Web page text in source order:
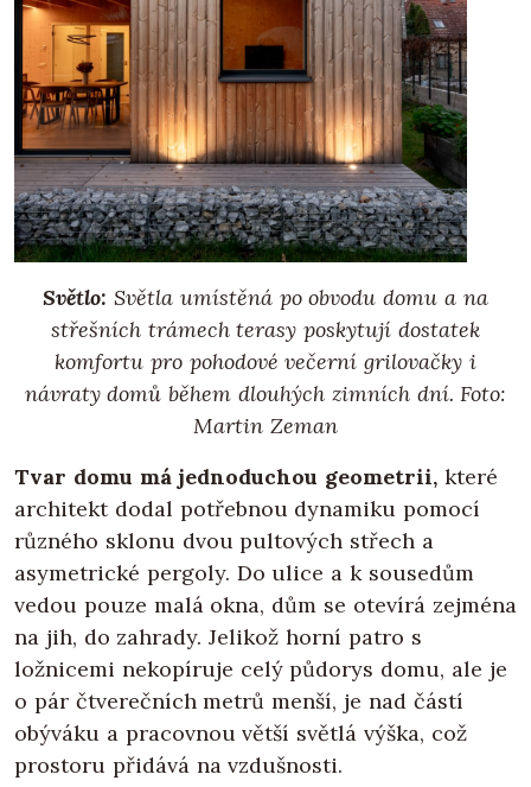
Světlo: Světla umístěná po obvodu domu a na
střešních trámech terasy poskytují dostatek
komfortu pro pohodové večerní grilovačky i
návraty domů během dlouhých zimních dní. Foto:
Martin Zeman
Tvar domu má jednoduchou geometrii, které
architekt dodal potřebnou dynamiku pomocí
různého sklonu dvou pultových střech a
asymetrické pergoly. Do ulice a k sousedům
vedou pouze malá okna, dům se otevírá zejména
na jih, do zahrady. Jelikož horní patro s
ložnicemi nekopíruje celý půdorys domu, ale je
o pár čtverečních metrů menší, je nad částí
obýváku a pracovnou větší světlá výška, což
prostoru přidává na vzdušnosti.